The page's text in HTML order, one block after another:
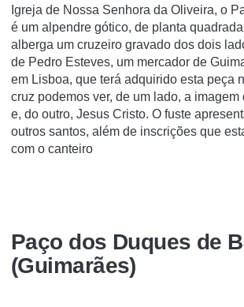
Igreja de Nossa Senhora da Oliveira, o
é um alpendre gótico, de planta
alberga um cruzeiro gravado dos dois
de Pedro Esteves, um mercador de
em Lisboa, que terá adquirido esta peça
cruz podemos ver, de um lado, a imagem
e, do outro, Jesus Cristo. O fuste
outros santos, além de inscrições que
com o canteiro
Paço dos Duques de
(Guimarães)